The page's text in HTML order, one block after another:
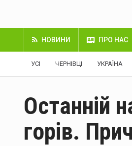
НОВИНИ ПРО НАС
УСІ ЧЕРНІВЦІ УКРАЇНА
Останній
горів.